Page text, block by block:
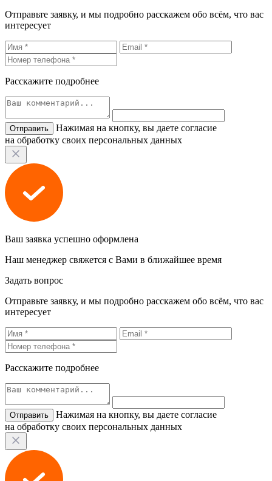
Отправьте заявку, и мы подробно расскажем обо всём, что вас
интересует
Расскажите подробнее
Нажимая на кнопку, вы даете согласие
на обработку своих персональных данных
Ваш заявка успешно оформлена
Наш менеджер свяжется с Вами в ближайшее время
Задать вопрос
Отправьте заявку, и мы подробно расскажем обо всём, что вас
интересует
Расскажите подробнее
Нажимая на кнопку, вы даете согласие
на обработку своих персональных данных